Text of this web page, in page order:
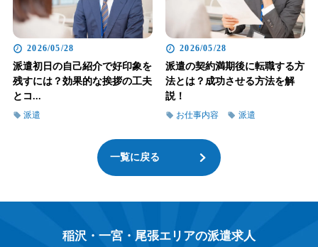
2026/05/28
派遣初日の自己紹介で好印象を
残すには？効果的な挨拶の工夫
とコ...
派遣
2026/05/28
派遣の契約満期後に転職する方
法とは？成功させる方法を解
説！
お仕事内容 派遣
一覧に戻る
稲沢・一宮・尾張エリアの派遣求人